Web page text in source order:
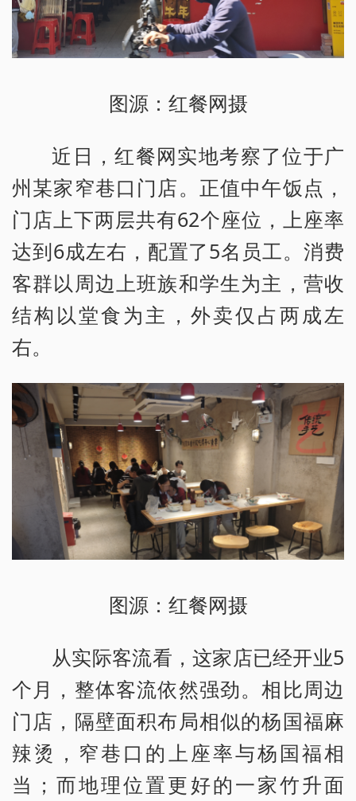
图源：红餐网摄
近日，红餐网实地考察了位于广
州某家窄巷口门店。正值中午饭点，
门店上下两层共有62个座位，上座率
达到6成左右，配置了5名员工。消费
客群以周边上班族和学生为主，营收
结构以堂食为主，外卖仅占两成左
右。
图源：红餐网摄
从实际客流看，这家店已经开业5
个月，整体客流依然强劲。相比周边
门店，隔壁面积布局相似的杨国福麻
辣烫，窄巷口的上座率与杨国福相
当；而地理位置更好的一家竹升面